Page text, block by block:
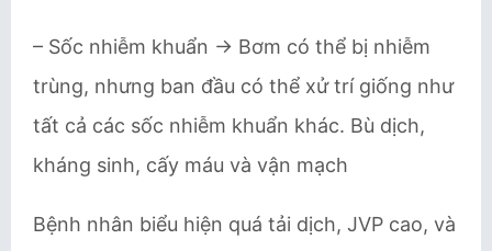
– Sốc nhiễm khuẩn → Bơm có thể bị nhiễm
trùng, nhưng ban đầu có thể xử trí giống như
tất cả các sốc nhiễm khuẩn khác. Bù dịch,
kháng sinh, cấy máu và vận mạch
Bệnh nhân biểu hiện quá tải dịch, JVP cao, và